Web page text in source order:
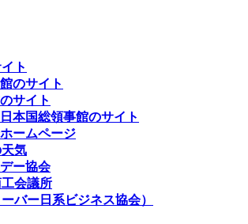
ト
のサイト
サイト
本国総領事館のサイト
ームページ
気
ー協会
会議所
バー日系ビジネス協会）